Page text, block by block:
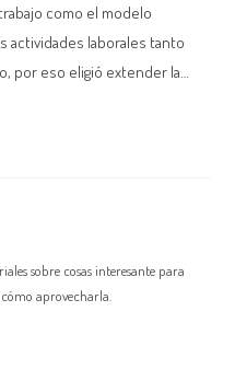
entrada:
como el modelo
actividades laborales tanto
por eso eligió extender la…
sobre cosas interesante para
aprovecharla.